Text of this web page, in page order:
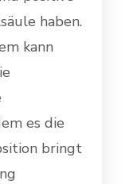
haben.
kann
es die
bringt